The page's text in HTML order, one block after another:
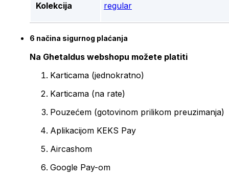
Kolekcija regular
6 načina sigurnog plaćanja
Na Ghetaldus webshopu možete platiti
Karticama (jednokratno)
Karticama (na rate)
Pouzećem (gotovinom prilikom preuzimanja)
Aplikacijom KEKS Pay
Aircashom
Google Pay-om